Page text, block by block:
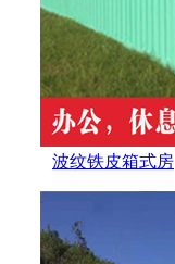
波纹铁皮箱式房